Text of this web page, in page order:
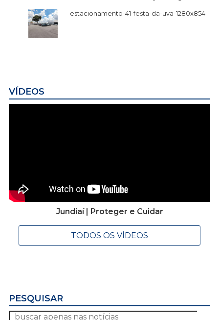
estacionamento-41-festa-da-uva-1280x854
VÍDEOS
Jundiaí | Proteger e Cuidar
TODOS OS VÍDEOS
PESQUISAR